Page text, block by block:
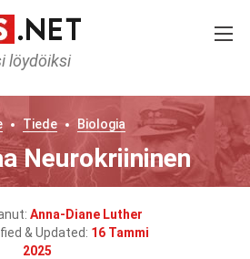
löydöiksi
Tiede Biologia
Neurokriininen
Anna-Diane Luther
& Updated: 16 Tammi
2025